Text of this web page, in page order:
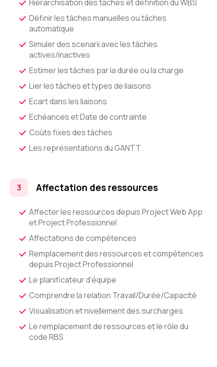
Hiérarchisation des tâches et définition du WBS
Définir les tâches manuelles ou tâches
automatique
Simuler des scenarii avec les tâches
actives/inactives
Estimer les tâches par la durée ou la charge
Lier les tâches et types de liaisons
Ecart dans les liaisons
Echéances et Date de contrainte
Coûts fixes des tâches
Les représentations du GANTT
Affectation des ressources
Affecter les ressources depuis Project Web App
et Project Professionnel
Affectations de compétences
Remplacement des ressources et compétences
depuis Project Professionnel
Le planificateur d’équipe
Comprendre la relation Travail/Durée/Capacité
Visualisation et nivellement des surcharges
Le remplacement de ressources et le rôle du
code RBS